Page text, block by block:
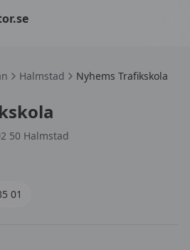
Halmstad Nyhems Trafikskola
50 Halmstad
01